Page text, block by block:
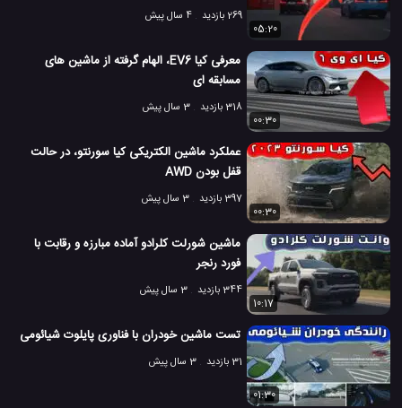
269 بازدید
4 سال پیش
05:20
معرفی کیا EV6، الهام گرفته از ماشین های
مسابقه ای
318 بازدید
3 سال پیش
00:30
عملکرد ماشین الکتریکی کیا سورنتو، در حالت
قفل بودن AWD
397 بازدید
3 سال پیش
00:30
ماشین شورلت کلرادو آماده مبارزه و رقابت با
فورد رنجر
344 بازدید
3 سال پیش
10:17
تست ماشین خودران با فناوری پایلوت شیائومی
31 بازدید 3 سال پیش
01:30